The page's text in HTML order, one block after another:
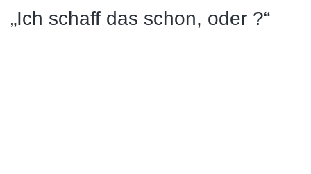
„Ich schaff das schon, oder ?“